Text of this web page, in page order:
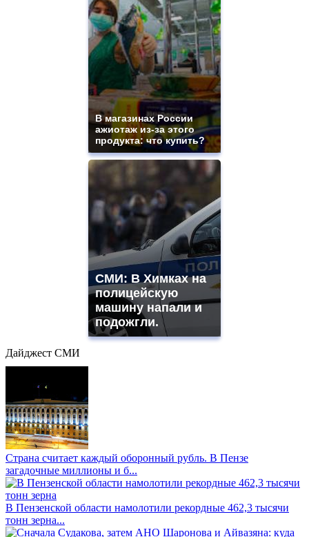
В магазинах России
ажиотаж из-за этого
продукта: что купить?
СМИ: В Химках на
полицейскую
машину напали и
подожгли.
Дайджест СМИ
Страна считает каждый оборонный рубль. В Пензе
загадочные миллионы и б...
В Пензенской области намолотили рекордные 462,3 тысячи
тонн зерна...